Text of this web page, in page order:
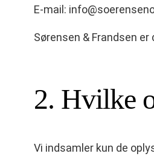
E-mail:
Sørensen & Frandsen
2. Hvilke
Vi indsamler kun de